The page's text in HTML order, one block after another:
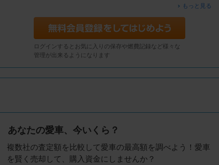
もっと見る
ログインするとお気に入りの保存や燃費記録など様々な
管理が出来るようになります
あなたの愛車、今いくら？
複数社の査定額を比較して愛車の最高額を調べよう！愛車
を賢く売却して、購入資金にしませんか？